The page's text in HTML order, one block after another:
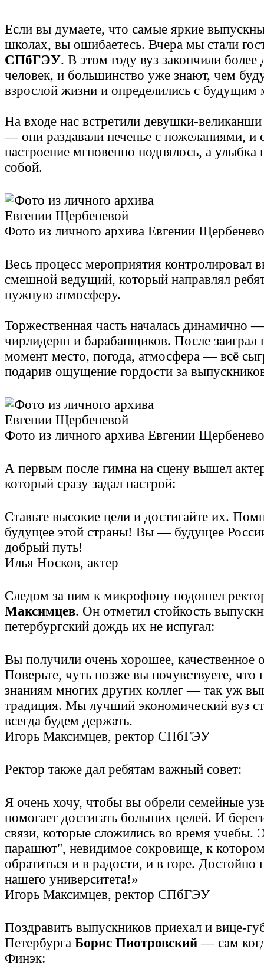
Если вы думаете, что самые яркие
школах, вы ошибаетесь. Вчера мы стали
СПбГЭУ. В этом году вуз закончили более
человек, и большинство уже знают, чем
взрослой жизни и определились с будущим
На входе нас встретили девушки-
— они раздавали печенье с пожеланиями, и
настроение мгновенно поднялось, а улыбка
собой.
Фото из личного архива Евгении
Весь процесс мероприятия контролировал
смешной ведущий, который направлял
нужную атмосферу.
Торжественная часть началась динамично
чирлидерш и барабанщиков. После заиграл
момент место, погода, атмосфера — всё
подарив ощущение гордости за
Фото из личного архива Евгении
А первым после гимна на сцену вышел
который сразу задал настрой:
Ставьте высокие цели и достигайте их.
будущее этой страны! Вы — будущее
добрый путь!
Илья Носков, актер
Следом за ним к микрофону подошел
Максимцев. Он отметил стойкость
петербургский дождь их не испугал:
Вы получили очень хорошее, качественное
Поверьте, чуть позже вы почувствуете,
знаниям многих других коллег — так уж
традиция. Мы лучший экономический вуз
всегда будем держать.
Игорь Максимцев, ректор СПбГЭУ
Ректор также дал ребятам важный совет:
Я очень хочу, чтобы вы обрели семейные
помогает достигать больших целей. И
связи, которые сложились во время учебы.
парашют", невидимое сокровище, к
обратиться и в радости, и в горе. Достойно
нашего университета!»
Игорь Максимцев, ректор СПбГЭУ
Поздравить выпускников приехал и вице-
Петербурга Борис Пиотровский — сам
Финэк: